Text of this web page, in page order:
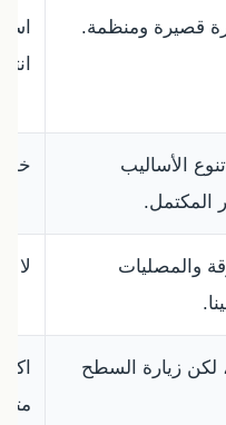
قصيرة ومنظمة.
الأساليب
المكتمل.
والمصليات
لا
لكن زيارة السطح